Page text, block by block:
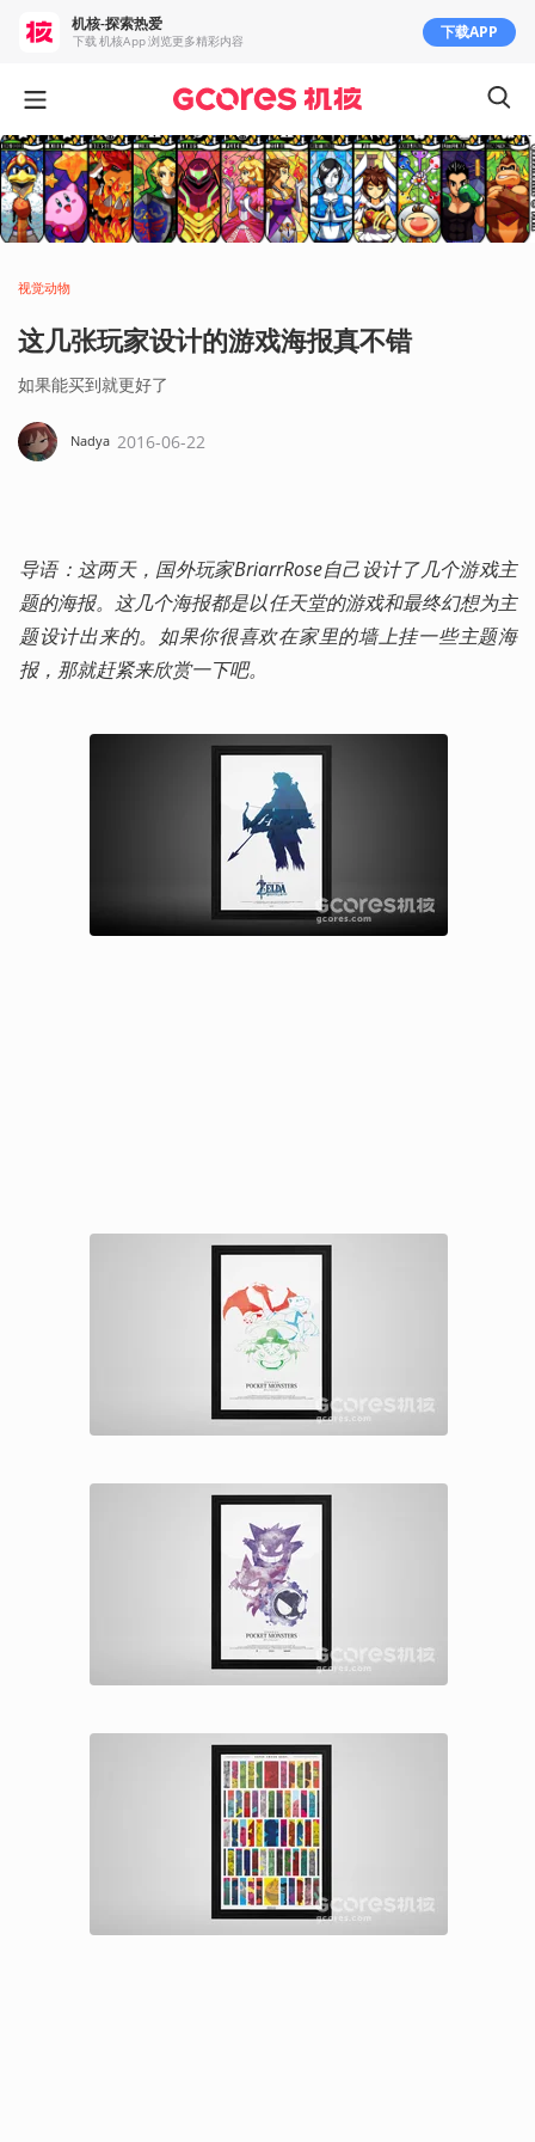
视觉动物
这几张玩家设计的游戏海报真不错
如果能买到就更好了
Nadya 2016-06-22
导语：这两天，国外玩家BriarrRose自己设计了几个游戏主
题的海报。这几个海报都是以任天堂的游戏和最终幻想为主
题设计出来的。如果你很喜欢在家里的墙上挂一些主题海
报，那就赶紧来欣赏一下吧。
机核-探索热爱
下载 机核App 浏览更多精彩内容 下载APP